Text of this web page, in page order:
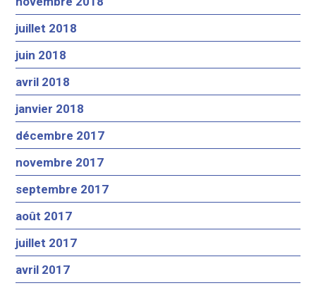
juillet 2018
juin 2018
avril 2018
janvier 2018
décembre 2017
novembre 2017
septembre 2017
août 2017
juillet 2017
avril 2017